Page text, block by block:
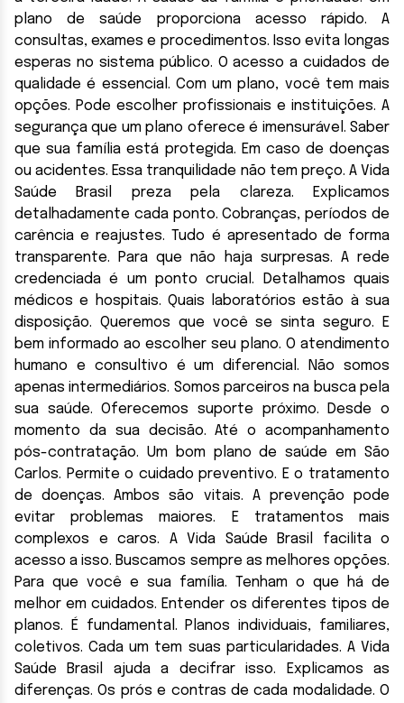
plano de saúde proporciona acesso rápido. A
consultas, exames e procedimentos. Isso evita longas
esperas no sistema público. O acesso a cuidados de
qualidade é essencial. Com um plano, você tem mais
opções. Pode escolher profissionais e instituições. A
segurança que um plano oferece é imensurável. Saber
que sua família está protegida. Em caso de doenças
ou acidentes. Essa tranquilidade não tem preço. A Vida
Saúde Brasil preza pela clareza. Explicamos
detalhadamente cada ponto. Cobranças, períodos de
carência e reajustes. Tudo é apresentado de forma
transparente. Para que não haja surpresas. A rede
credenciada é um ponto crucial. Detalhamos quais
médicos e hospitais. Quais laboratórios estão à sua
disposição. Queremos que você se sinta seguro. E
bem informado ao escolher seu plano. O atendimento
humano e consultivo é um diferencial. Não somos
apenas intermediários. Somos parceiros na busca pela
sua saúde. Oferecemos suporte próximo. Desde o
momento da sua decisão. Até o acompanhamento
pós-contratação. Um bom plano de saúde em São
Carlos. Permite o cuidado preventivo. E o tratamento
de doenças. Ambos são vitais. A prevenção pode
evitar problemas maiores. E tratamentos mais
complexos e caros. A Vida Saúde Brasil facilita o
acesso a isso. Buscamos sempre as melhores opções.
Para que você e sua família. Tenham o que há de
melhor em cuidados. Entender os diferentes tipos de
planos. É fundamental. Planos individuais, familiares,
coletivos. Cada um tem suas particularidades. A Vida
Saúde Brasil ajuda a decifrar isso. Explicamos as
diferenças. Os prós e contras de cada modalidade. O